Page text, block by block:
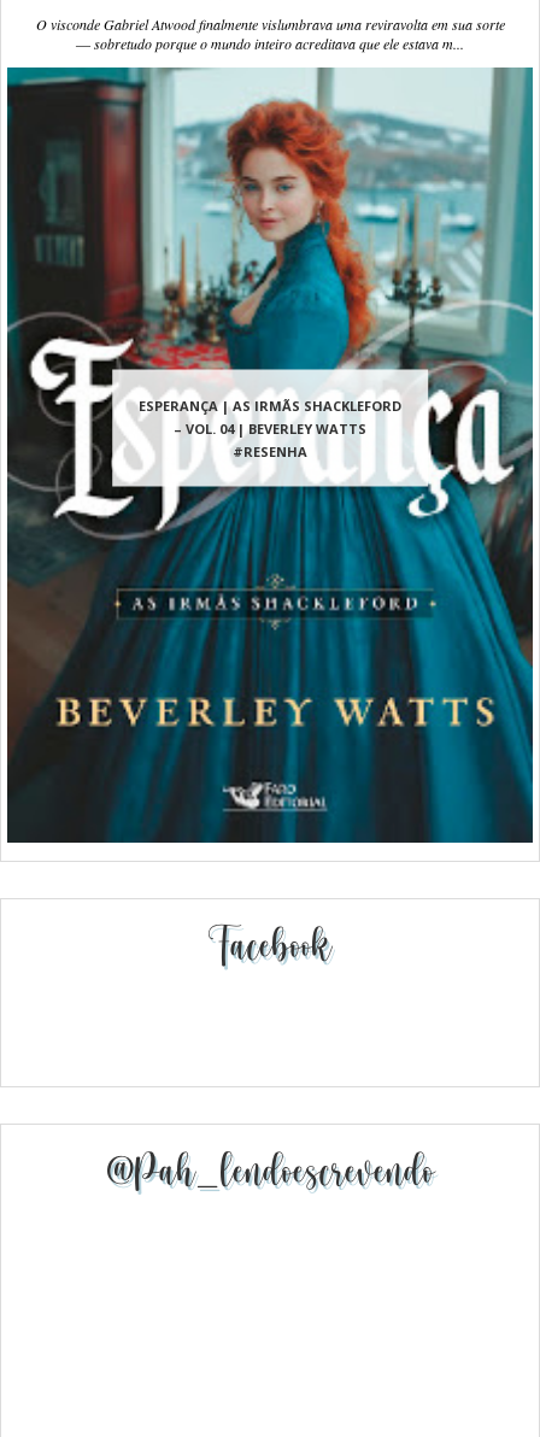
ESPERANÇA | AS IRMÃS SHACKLEFORD
– VOL. 04 | BEVERLEY WATTS
#RESENHA
O visconde Gabriel Atwood finalmente vislumbrava uma reviravolta em sua sorte
― sobretudo porque o mundo inteiro acreditava que ele estava m...
Facebook
@pah_lendoescrevendo